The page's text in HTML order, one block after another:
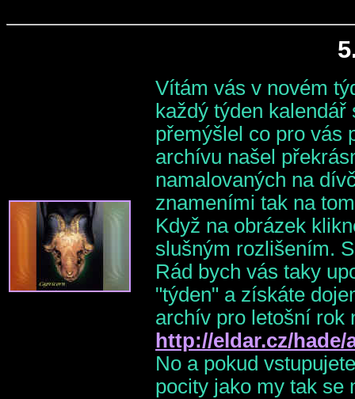
Vítám vás v novém
každý týden
přemýšlel co pro vás
archívu našel
namalovaných na
znameními tak na
Když na obrázek
slušným rozlišením.
Rád bych vás taky
"týden" a získáte
archív pro letošní rok
http://eldar.cz/
No a pokud
pocity jako my tak